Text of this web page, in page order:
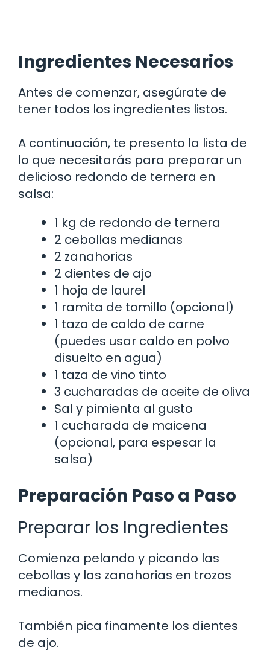
Ingredientes Necesarios
Antes de comenzar, asegúrate de
tener todos los ingredientes listos.
A continuación, te presento la lista de
lo que necesitarás para preparar un
delicioso redondo de ternera en
salsa:
1 kg de redondo de ternera
2 cebollas medianas
2 zanahorias
2 dientes de ajo
1 hoja de laurel
1 ramita de tomillo (opcional)
1 taza de caldo de carne
(puedes usar caldo en polvo
disuelto en agua)
1 taza de vino tinto
3 cucharadas de aceite de oliva
Sal y pimienta al gusto
1 cucharada de maicena
(opcional, para espesar la
salsa)
Preparación Paso a Paso
Preparar los Ingredientes
Comienza pelando y picando las
cebollas y las zanahorias en trozos
medianos.
También pica finamente los dientes
de ajo.